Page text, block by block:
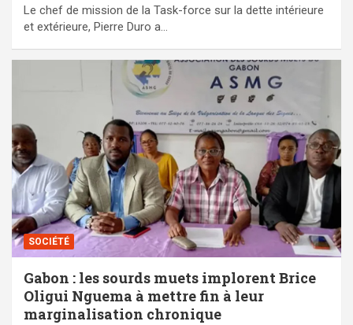
Le chef de mission de la Task-force sur la dette intérieure
et extérieure, Pierre Duro a…
SOCIÉTÉ
Gabon : les sourds muets implorent Brice
Oligui Nguema à mettre fin à leur
marginalisation chronique